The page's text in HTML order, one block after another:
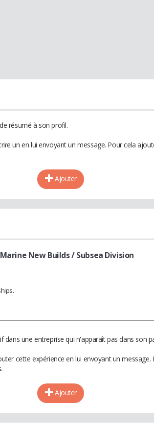
résumé à son profil.
un en lui envoyant un message. Pour cela
Ajouter
New Builds / Subsea Division
dans une entreprise qui n'apparaît pas dans son
cette expérience en lui envoyant un
Ajouter